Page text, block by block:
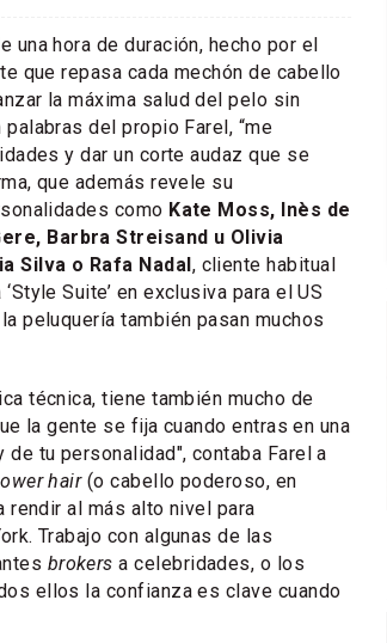
una hora de duración, hecho por el
que repasa cada mechón de cabello
la máxima salud del pelo sin
del propio Farel, “me
y dar un corte audaz que se
que además revele su
como Kate Moss, Inès de
Barbra Streisand u Olivia
Silva o Rafa Nadal, cliente habitual
Suite’ en exclusiva para el US
peluquería también pasan muchos
técnica, tiene también mucho de
la gente se fija cuando entras en una
tu personalidad", contaba Farel a
hair(o cabello poderoso, en
rendir al más alto nivel para
Trabajo con algunas de las
brokers a celebridades, o los
ellos la confianza es clave cuando